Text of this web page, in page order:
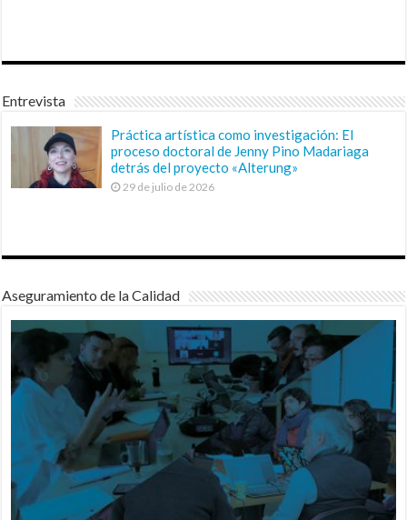
Entrevista
Práctica artística como investigación: El
proceso doctoral de Jenny Pino Madariaga
detrás del proyecto «Alterung»
29 de julio de 2026
Aseguramiento de la Calidad